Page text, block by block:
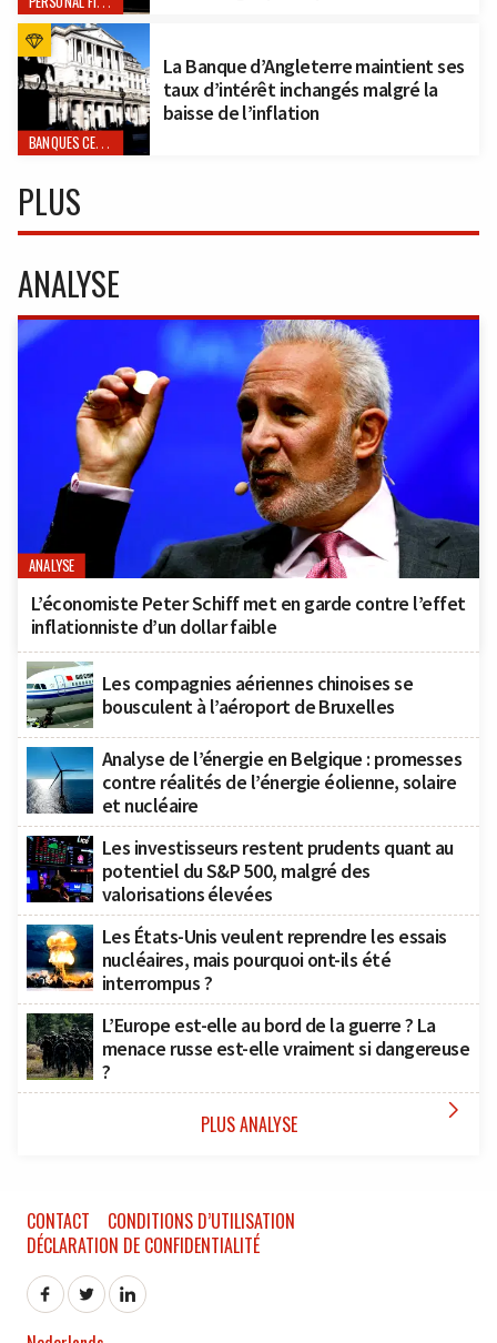
BANQUES CENTRALES
La Banque d’Angleterre maintient ses
taux d’intérêt inchangés malgré la
baisse de l’inflation
PLUS
ANALYSE
ANALYSE
L’économiste Peter Schiff met en garde contre l’effet
inflationniste d’un dollar faible
Les compagnies aériennes chinoises se
bousculent à l’aéroport de Bruxelles
Analyse de l’énergie en Belgique : promesses
contre réalités de l’énergie éolienne, solaire
et nucléaire
Les investisseurs restent prudents quant au
potentiel du S&P 500, malgré des
valorisations élevées
Les États-Unis veulent reprendre les essais
nucléaires, mais pourquoi ont-ils été
interrompus ?
L’Europe est-elle au bord de la guerre ? La
menace russe est-elle vraiment si dangereuse
?
PLUS ANALYSE 
CONTACT
CONDITIONS D’UTILISATION
DÉCLARATION DE CONFIDENTIALITÉ